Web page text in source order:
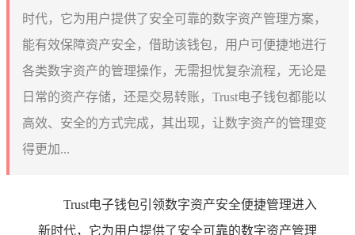
时代，它为用户提供了安全可靠的数字资产管理方案，
能有效保障资产安全，借助该钱包，用户可便捷地进行
各类数字资产的管理操作，无需担忧复杂流程，无论是
日常的资产存储，还是交易转账，Trust电子钱包都能以
高效、安全的方式完成，其出现，让数字资产的管理变
得更加...
Trust电子钱包引领数字资产安全便捷管理进入
新时代，它为用户提供了安全可靠的数字资产管理